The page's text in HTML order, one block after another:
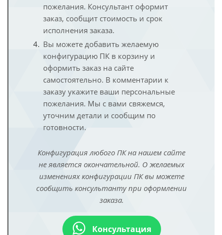
пожелания. Консультант оформит
заказ, сообщит стоимость и срок
исполнения заказа.
Вы можете добавить желаемую
конфигурацию ПК в корзину и
оформить заказ на сайте
самостоятельно. В комментарии к
заказу укажите ваши персональные
пожелания. Мы с вами свяжемся,
уточним детали и сообщим по
готовности.
Конфигурация любого ПК на нашем сайте
не является окончательной. О желаемых
изменениях конфигурации ПК вы можете
сообщить консультанту при оформлении
заказа.
Консультация